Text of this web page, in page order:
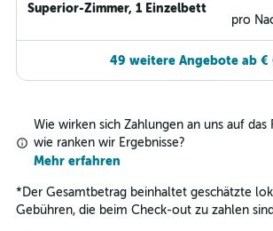
Superior-Zimmer, 1 Einzelbett
pro
49 weitere Angebote ab €
Wie wirken sich Zahlungen an uns auf das
wie ranken wir Ergebnisse?
Mehr erfahren
* Der Gesamtbetrag beinhaltet geschätzte
Gebühren, die beim Check-out zu zahlen